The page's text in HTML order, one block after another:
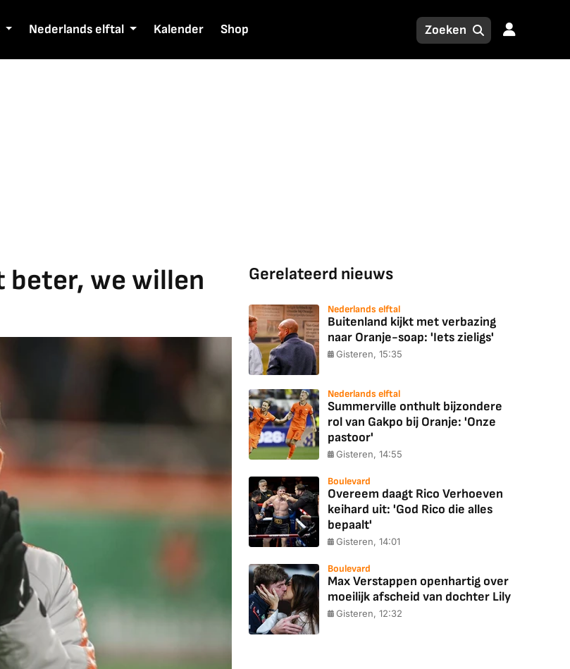
Nederlands elftal Kalender Shop
beter, we willen
Gerelateerd nieuws
Nederlands elftal
Buitenland kijkt met verbazing
naar Oranje-soap: 'Iets zieligs'
Gisteren, 15:35
Nederlands elftal
Summerville onthult bijzondere
rol van Gakpo bij Oranje: 'Onze
pastoor'
Gisteren, 14:55
Boulevard
Overeem daagt Rico Verhoeven
keihard uit: 'God Rico die alles
bepaalt'
Gisteren, 14:01
Boulevard
Max Verstappen openhartig over
moeilijk afscheid van dochter Lily
Gisteren, 12:32